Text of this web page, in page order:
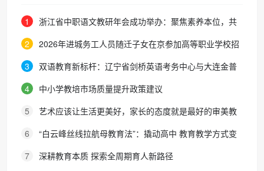
1
浙江省中职语文教研年会成功举办：聚焦素养本位，共
探职教语文教学新路径
2
2026年进城务工人员随迁子女在京参加高等职业学校招
生考试报名通知
3
双语教育新标杆：辽宁省剑桥英语考务中心与大连金普
新区华美双语学校签约剑桥英语体系教学示范学校
4
中小学教培市场质量提升政策建议
5
艺术应该让生活更美好，家长的态度就是最好的审美教
育！
6
“白云峰丝线拉航母教育法”：撬动高中 教育教学方式变
化的必要途径
7
深耕教育本质 探索全周期育人新路径